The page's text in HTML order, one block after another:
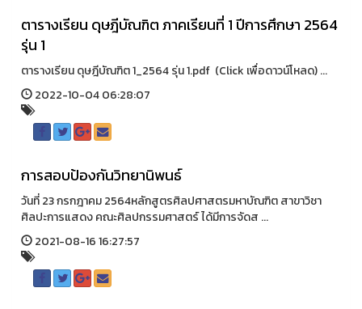
ตารางเรียน ดุษฎีบัณฑิต ภาคเรียนที่ 1 ปีการศึกษา 2564
รุ่น 1
ตารางเรียน ดุษฎีบัณฑิต 1_2564 รุ่น 1.pdf (Click เพื่อดาวน์โหลด) ...
2022-10-04 06:28:07
การสอบป้องกันวิทยานิพนธ์
วันที่ 23 กรกฎาคม 2564หลักสูตรศิลปศาสตรมหาบัณฑิต สาขาวิชา
ศิลปะการแสดง คณะศิลปกรรมศาสตร์ ได้มีการจัดส ...
2021-08-16 16:27:57